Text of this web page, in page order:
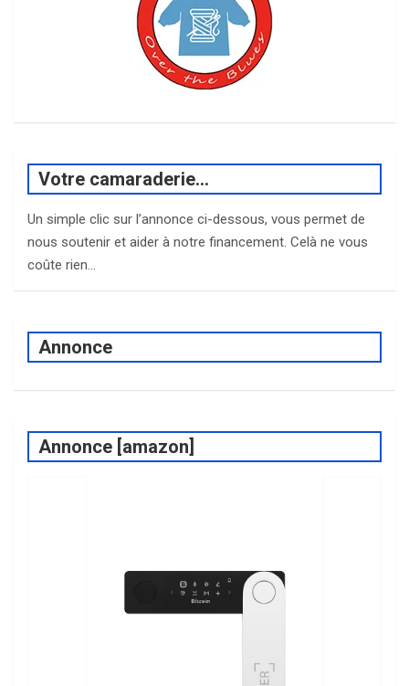
Votre camaraderie…
Un simple clic sur l’annonce ci-dessous, vous permet de
nous soutenir et aider à notre financement. Celà ne vous
coûte rien…
Annonce
Annonce [amazon]